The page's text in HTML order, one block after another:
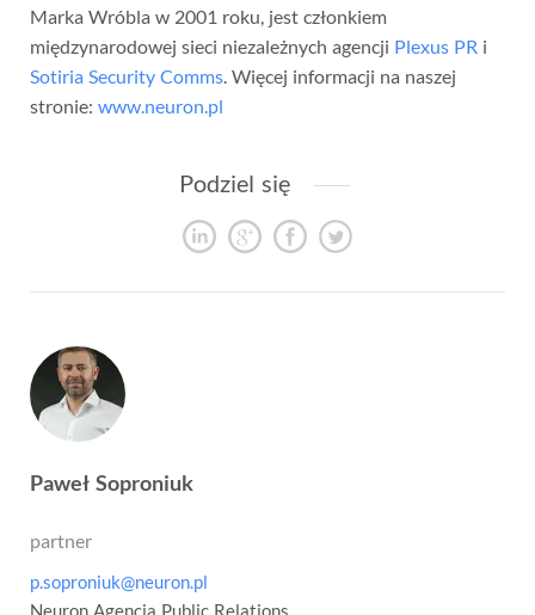
Marka Wróbla w 2001 roku, jest członkiem
międzynarodowej sieci niezależnych agencji Plexus PR i
Sotiria Security Comms. Więcej informacji na naszej
stronie: www.neuron.pl
Podziel się
Paweł Soproniuk
partner
p.soproniuk@neuron.pl
Neuron Agencja Public Relations